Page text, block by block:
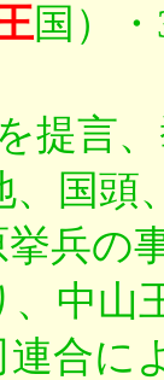
国）
提言
国頭
兵の
中山
合に